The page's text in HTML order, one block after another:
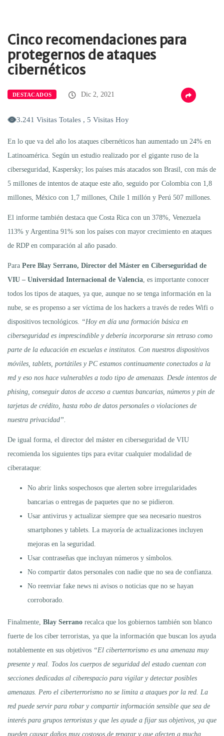
Cinco recomendaciones para
protegernos de ataques
cibernéticos
DESTACADOS Dic 2, 2021
3.241 Visitas Totales , 5 Visitas Hoy
En lo que va del año los ataques cibernéticos han aumentado un 24% en
Latinoamérica. Según un estudio realizado por el gigante ruso de la
ciberseguridad, Kaspersky; los países más atacados son Brasil, con más de
5 millones de intentos de ataque este año, seguido por Colombia con 1,8
millones, México con 1,7 millones, Chile 1 millón y Perú 507 millones.
El informe también destaca que Costa Rica con un 378%, Venezuela
113% y Argentina 91% son los países con mayor crecimiento en ataques
de RDP en comparación al año pasado.
Para Pere Blay Serrano, Director del Máster en Ciberseguridad de
VIU – Universidad Internacional de Valencia , es importante conocer
todos los tipos de ataques, ya que, aunque no se tenga información en la
nube, se es propenso a ser víctima de los hackers a través de redes Wifi o
dispositivos tecnológicos.
“Hoy en día una formación básica en
ciberseguridad es imprescindible y debería incorporarse sin retraso como
parte de la educación en escuelas e institutos. Con nuestros dispositivos
móviles, tablets, portátiles y PC estamos continuamente conectados a la
red y eso nos hace vulnerables a todo tipo de amenazas. Desde intentos de
phising, conseguir datos de acceso a cuentas bancarias, números y pin de
tarjetas de crédito, hasta robo de datos personales o violaciones de
nuestra privacidad”.
De igual forma, el director del máster en ciberseguridad de VIU
recomienda los siguientes tips para evitar cualquier modalidad de
ciberataque:
No abrir links sospechosos que alerten sobre irregularidades
bancarias o entregas de paquetes que no se pidieron.
Usar antivirus y actualizar siempre que sea necesario nuestros
smartphones y tablets. La mayoría de actualizaciones incluyen
mejoras en la seguridad.
Usar contraseñas que incluyan números y símbolos.
No compartir datos personales con nadie que no sea de confianza.
No reenviar fake news ni avisos o noticias que no se hayan
corroborado.
Finalmente, Blay Serrano recalca que los gobiernos también son blanco
fuerte de los ciber terroristas, ya que la información que buscan los ayuda
notablemente en sus objetivos “El ciberterrorismo es una amenaza muy
presente y real. Todos los cuerpos de seguridad del estado cuentan con
secciones dedicadas al ciberespacio para vigilar y detectar posibles
amenazas. Pero el ciberterrorismo no se limita a ataques por la red. La
red puede servir para robar y compartir información sensible que sea de
interés para grupos terroristas y que les ayude a fijar sus objetivos, ya que
pueden causar daños muy costosos de reparar y que afecten a mucha